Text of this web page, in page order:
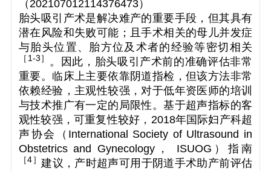
（202107012114376473）
胎头吸引产术是解决难产的重要手段，但其具有
潜在风险和失败可能；且手术相关的母儿并发症
与胎头位置、胎方位及术者的经验等密切相关
［ 1-3 ］ 。因此，胎头吸引产术前的准确评估非常
重要。临床上主要依靠阴道指检，但该方法非常
依赖经验，主观性较强，对于低年资医师的培训
与技术推广有一定的局限性。基于超声指标的客
观性较强，可重复性较好，2018年国际妇产科超
声协会（International Society of Ultrasound in
Obstetrics and Gynecology， ISUOG）指南
［4 ］建议，产时超声可用于阴道手术助产前评估